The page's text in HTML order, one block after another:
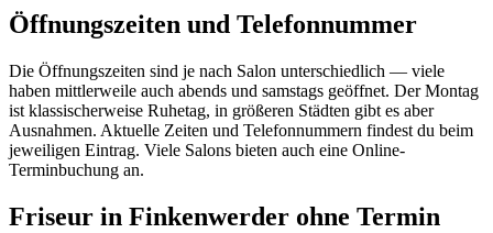
Öffnungszeiten und Telefonnummer
Die Öffnungszeiten sind je nach Salon unterschiedlich — viele
haben mittlerweile auch abends und samstags geöffnet. Der Montag
ist klassischerweise Ruhetag, in größeren Städten gibt es aber
Ausnahmen. Aktuelle Zeiten und Telefonnummern findest du beim
jeweiligen Eintrag. Viele Salons bieten auch eine Online-
Terminbuchung an.
Friseur in Finkenwerder ohne Termin